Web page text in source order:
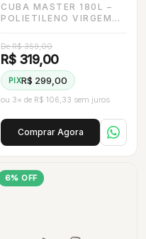
CUBA MASTER 180L –
POLIETILENO VIRGEM
De R$ 359,00
R$ 319,00
PIXR$ 299,00
ou 3× de R$ 106,33 sem juros
Comprar Agora
6% OFF